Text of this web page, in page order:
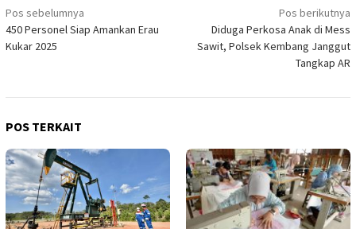
Navigasi
pos
Pos sebelumnya
450 Personel Siap Amankan Erau
Kukar 2025
Pos berikutnya
Diduga Perkosa Anak di Mess
Sawit, Polsek Kembang Janggut
Tangkap AR
POS TERKAIT